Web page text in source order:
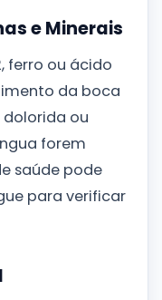
e Minerais
ferro ou ácido
da boca
ou
forem
saúde pode
para verificar